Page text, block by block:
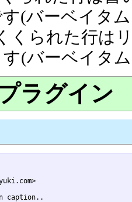
(バーベイタ
くられた行は
(バーベイタ
ラグイン
caption..